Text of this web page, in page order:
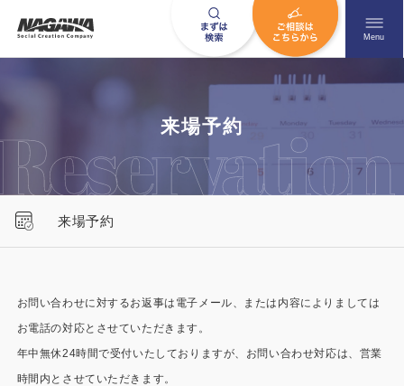
メニュ
Menu
お問い合わせはこちら
営業時間AM 9:00〜PM6:00
HOME
ニュース一覧
来場予約
来場予約
お問い合わせに対するお返事は電子メール、または内容によりましては
お電話の対応とさせていただきます。
年中無休24時間で受付いたしておりますが、お問い合わせ対応は、営業
時間内とさせていただきます。